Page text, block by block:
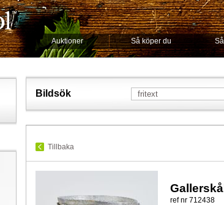
Auktioner Så köper du
Bildsök
Tillbaka
Gallerskål
ref nr 712438